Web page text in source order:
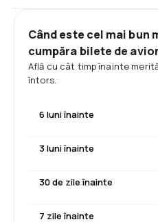
Când este cel mai bun
cumpăra bilete de
Află cu cât timp înainte
întors.
6 luni înainte
3 luni înainte
30 de zile înainte
7 zile înainte